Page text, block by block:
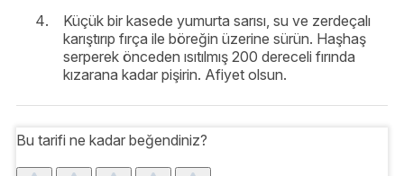
Küçük bir kasede yumurta sarısı, su ve zerdeçalı
karıştırıp fırça ile böreğin üzerine sürün. Haşhaş
serperek önceden ısıtılmış 200 dereceli fırında
kızarana kadar pişirin. Afiyet olsun.
Bu tarifi ne kadar beğendiniz?